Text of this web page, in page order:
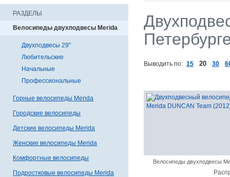
РАЗДЕЛЫ
Велосипеды двухподвесы Merida
Двухподвесы 29"
Любительские
Начальные
Профессиональные
Горные велосипеды Merida
Городские велосипеды
Детские велосипеды Merida
Женские велосипеды Merida
Комфортные велосипеды
Подростковые велосипеды Merida
Выводить по: 15 20 30
Велосипеды двухподвесы